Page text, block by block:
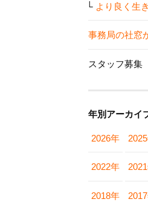
より良く生
事務局の社窓
スタッフ募集
年別アーカイ
2026年
2022年
2018年